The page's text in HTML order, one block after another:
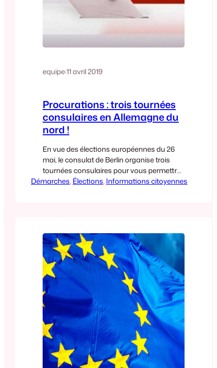
equipe·11 avril 2019
Procurations : trois tournées
consulaires en Allemagne du
nord !
En vue des élections européennes du 26
mai, le consulat de Berlin organise trois
tournées consulaires pour vous permettre
d’établir une procuration de vote si vous
lieu dans les villes et…
Démarches, Élections, Informations citoyennes